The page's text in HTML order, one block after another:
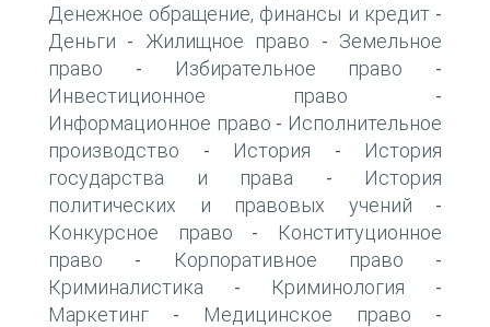
Денежное обращение, финансы и кредит-
Деньги - Жилищное право - Земельное
право - Избирательное право -
Инвестиционное право -
Информационное право - Исполнительное
производство - История -
История
государства и права -
История
политических и правовых учений -
Конкурсное право -
Конституционное
право - Корпоративное право -
Криминалистика - Криминология -
Маркетинг - Медицинское право -